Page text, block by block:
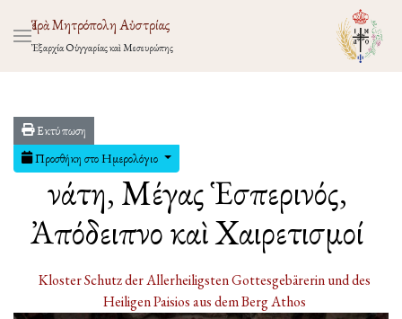
Ἱερὰ Μητρόπολη Αὐστρίας
Ἐξαρχία Οὑγγαρίας καὶ Μεσευρώπης
Εκτύπωση
Προσθήκη στο Ημερολόγιο
Ἐνάτη, Μέγας Ἑσπερινός,
Ἀπόδειπνο καὶ Χαιρετισμοί
Kloster Schutz der Allerheiligsten Gottesgebärerin und des
Heiligen Paisios aus dem Berg Athos